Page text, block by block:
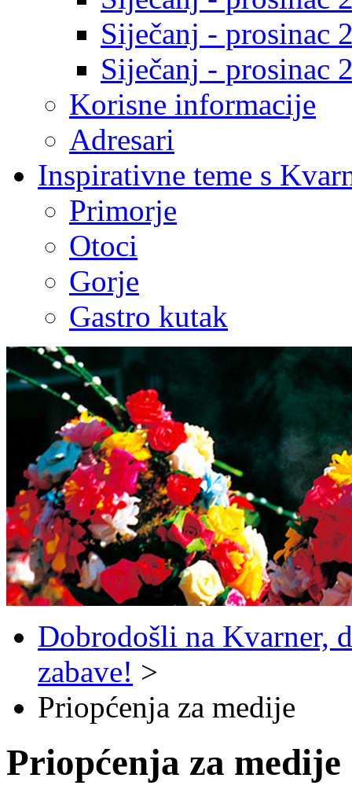
Siječanj - prosinac
Siječanj - prosinac
Korisne informacije
Adresari
Inspirativne teme s
Primorje
Otoci
Gorje
Gastro kutak
Dobrodošli na Kvarner,
zabave! >
Priopćenja za medije
Priopćenja za medije